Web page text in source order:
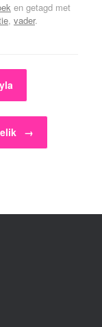
en getagd met
, vader.
→